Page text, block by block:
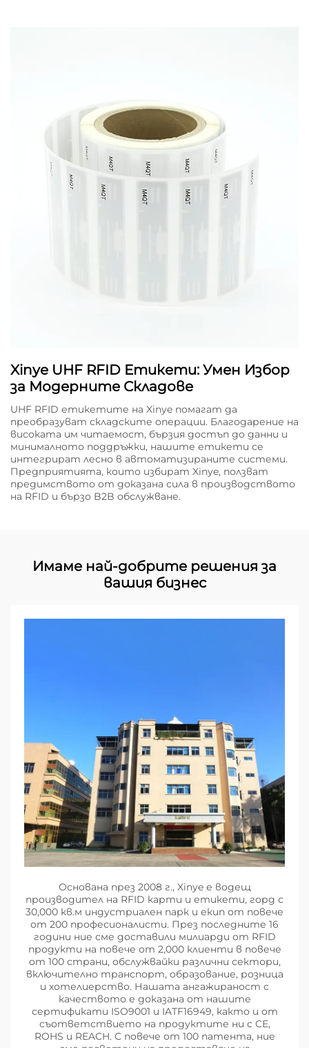
Xinye UHF RFID Етикети: Умен Избор
за Модерните Складове
UHF RFID етикетите на Xinye помагат да
преобразуват складските операции. Благодарение на
високата им читаемост, бързия достъп до данни и
минималното поддръжки, нашите етикети се
интегрират лесно в автоматизираните системи.
Предприятията, които избират Xinye, ползват
предимството от доказана сила в производството
на RFID и бързо B2B обслужване.
Имаме най-добрите решения за
вашия бизнес
Основана през 2008 г., Xinye е водещ
производител на RFID карти и етикети, горд с
30,000 кв.м индустриален парк и екип от повече
от 200 професионалисти. През последните 16
години ние сме доставили милиарди от RFID
продукти на повече от 2,000 клиенти в повече
от 100 страни, обслужвайки различни сектори,
включително транспорт, образование, розница
и хотелиерство. Нашата ангажираност с
качеството е доказана от нашите
сертификати ISO9001 и IATF16949, както и от
съответствието на продуктите ни с CE,
ROHS и REACH. С повече от 100 патента, ние